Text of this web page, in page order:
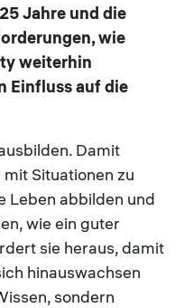
Jahre und die
wie
weiterhin
Einfluss auf die
Damit
Situationen zu
Leben abbilden und
wie ein guter
sie heraus, damit
hinauswachsen
sondern